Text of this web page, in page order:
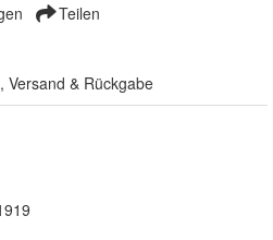
Teilen
Versand & Rückgabe